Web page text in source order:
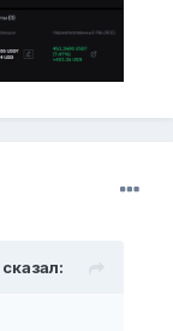
сказал: